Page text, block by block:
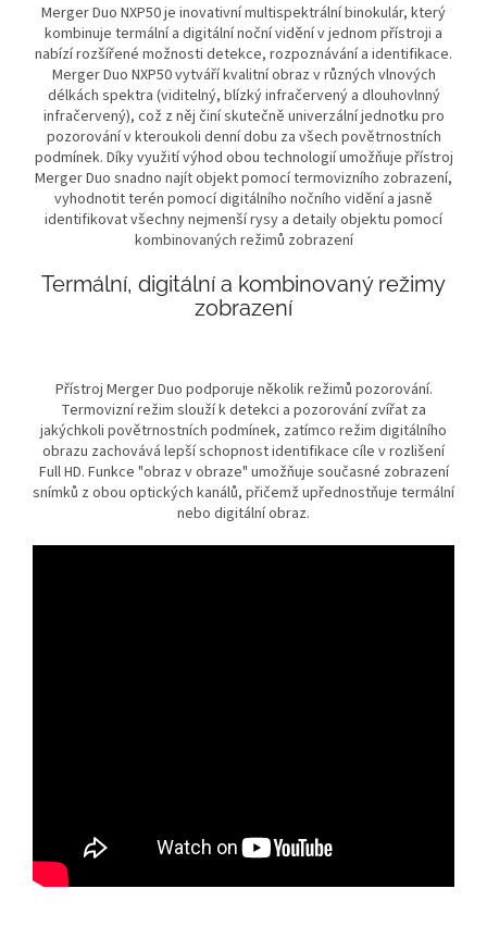
Previous
Next
Merger Duo NXP50 je inovativní multispektrální binokulár, který
kombinuje termální a digitální noční vidění v jednom přístroji a
nabízí rozšířené možnosti detekce, rozpoznávání a identifikace.
Merger Duo NXP50 vytváří kvalitní obraz v různých vlnových
délkách spektra (viditelný, blízký infračervený a dlouhovlnný
infračervený), což z něj činí skutečně univerzální jednotku pro
pozorování v kteroukoli denní dobu za všech povětrnostních
podmínek. Díky využití výhod obou technologií umožňuje přístroj
Merger Duo snadno najít objekt pomocí termovizního zobrazení,
vyhodnotit terén pomocí digitálního nočního vidění a jasně
identifikovat všechny nejmenší rysy a detaily objektu pomocí
kombinovaných režimů zobrazení
Termální, digitální a kombinovaný režimy
zobrazení
Přístroj Merger Duo podporuje několik režimů pozorování.
Termovizní režim slouží k detekci a pozorování zvířat za
jakýchkoli povětrnostních podmínek, zatímco režim digitálního
obrazu zachovává lepší schopnost identifikace cíle v rozlišení
Full HD. Funkce "obraz v obraze" umožňuje současné zobrazení
snímků z obou optických kanálů, přičemž upřednostňuje termální
nebo digitální obraz.